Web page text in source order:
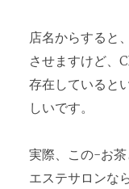
店名からすると
させますけど、
存在していると
しいです。
実際、この-お
エステサロンな